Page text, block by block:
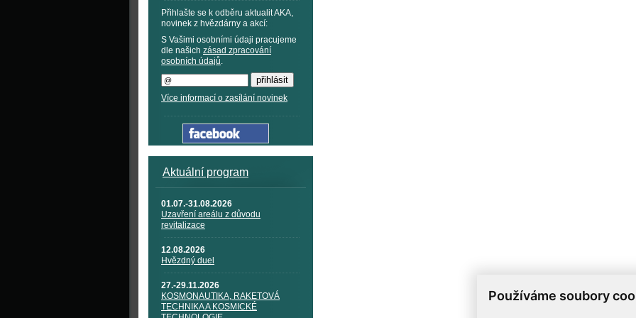
Používáme soubory
Přihlašte se k odběru aktualit AKA,
novinek z hvězdárny a akcí:
S Vašimi osobními údaji pracujeme
dle našich zásad zpracování
osobních údajů.
Více informací o zasílání novinek
Aktuální program
01.07.-31.08.2026
Uzavření areálu z důvodu
revitalizace
12.08.2026
Hvězdný duel
27.-29.11.2026
KOSMONAUTIKA, RAKETOVÁ
TECHNIKA A KOSMICKÉ